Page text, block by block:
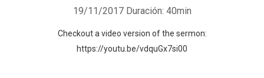
19/11/2017 Duración: 40min
Checkout a video version of the sermon:
https://youtu.be/vdquGx7si00